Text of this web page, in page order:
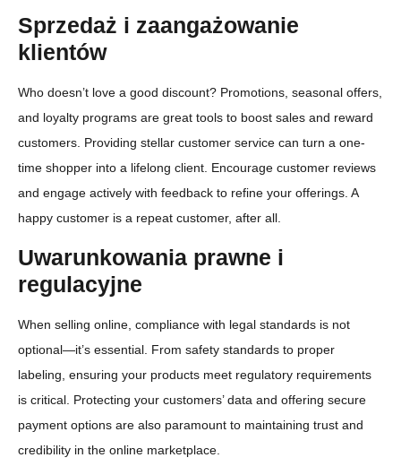
Sprzedaż i zaangażowanie
klientów
Who doesn’t love a good discount? Promotions, seasonal offers,
and loyalty programs are great tools to boost sales and reward
customers. Providing stellar customer service can turn a one-
time shopper into a lifelong client. Encourage customer reviews
and engage actively with feedback to refine your offerings. A
happy customer is a repeat customer, after all.
Uwarunkowania prawne i
regulacyjne
When selling online, compliance with legal standards is not
optional—it’s essential. From safety standards to proper
labeling, ensuring your products meet regulatory requirements
is critical. Protecting your customers’ data and offering secure
payment options are also paramount to maintaining trust and
credibility in the online marketplace.